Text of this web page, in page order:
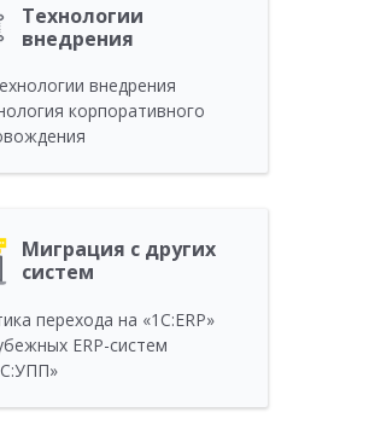
Технологии
внедрения
внедрения
корпоративного
Миграция с других
систем
перехода на «1С:ERP»
ERP-систем